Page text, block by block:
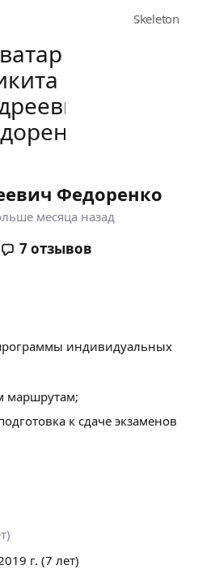
Федоренко
месяца назад
7отзывов
индивидуальных
маршрутам;
к сдаче экзаменов
навыков;
потоком движения;
конкретных, интересующих
г. (7 лет)